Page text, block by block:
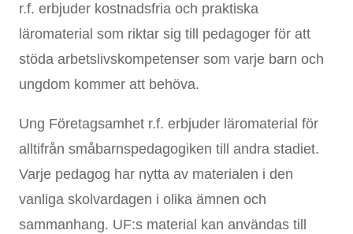
r.f. erbjuder kostnadsfria och praktiska
läromaterial som riktar sig till pedagoger för att
stöda arbetslivskompetenser som varje barn och
ungdom kommer att behöva.
Ung Företagsamhet r.f. erbjuder läromaterial för
alltifrån småbarnspedagogiken till andra stadiet.
Varje pedagog har nytta av materialen i den
vanliga skolvardagen i olika ämnen och
sammanhang. UF:s material kan användas till